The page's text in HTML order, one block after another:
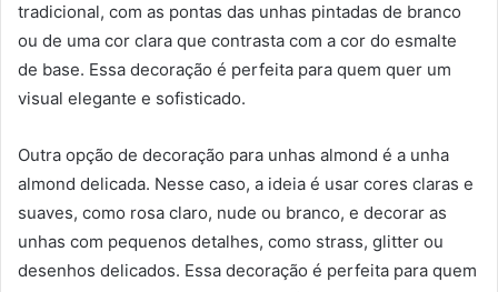
tradicional, com as pontas das unhas pintadas de branco
ou de uma cor clara que contrasta com a cor do esmalte
de base. Essa decoração é perfeita para quem quer um
visual elegante e sofisticado.
Outra opção de decoração para unhas almond é a unha
almond delicada. Nesse caso, a ideia é usar cores claras e
suaves, como rosa claro, nude ou branco, e decorar as
unhas com pequenos detalhes, como strass, glitter ou
desenhos delicados. Essa decoração é perfeita para quem